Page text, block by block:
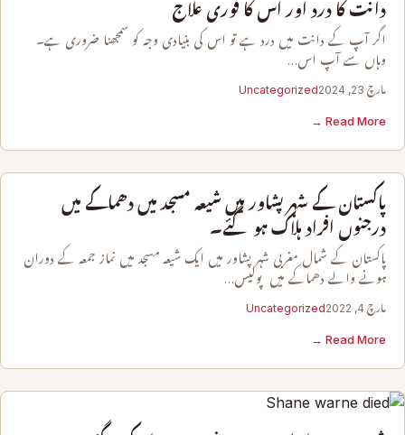
دانت کا درد اور اس کا فوری علاج
اگر آپ کے دانت میں درد ہے تو اس کی بنیادی وجہ کو سمجھنا ضروری ہے۔
وہاں سے آپ اس…
مارچ 23, 2024 Uncategorized
Read More →
پاکستان کے شہر پشاور میں شیعہ مسجد میں دھماکے میں
درجنوں افراد ہلاک ہو گئے۔
پاکستان کے شمال مغربی شہر پشاور میں ایک شیعہ مسجد میں نماز جمعہ کے دوران
ہونے والے دھماکے میں پولیس…
مارچ 4, 2022 Uncategorized
Read More →